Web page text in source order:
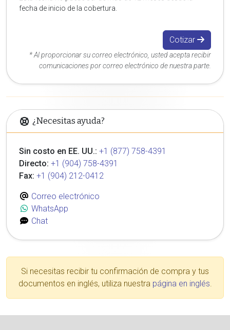
fecha de inicio de la cobertura.
Cotizar
* Al proporcionar su correo electrónico, usted acepta recibir
comunicaciones por correo electrónico de nuestra parte.
¿Necesitas ayuda?
Sin costo en EE. UU.: +1 (877) 758-4391
Directo: +1 (904) 758-4391
Fax: +1 (904) 212-0412
Correo electrónico
WhatsApp
Chat
Si necesitas recibir tu confirmación de compra y tus
documentos en inglés, utiliza nuestra página en inglés.